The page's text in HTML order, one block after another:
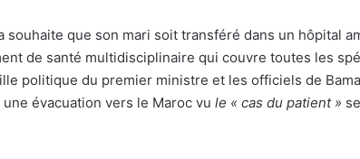
souhaite que son mari soit transféré dans un hôpital
de santé multidisciplinaire qui couvre toutes les
politique du premier ministre et les officiels de
évacuation vers le Maroc vu le « cas du patient »